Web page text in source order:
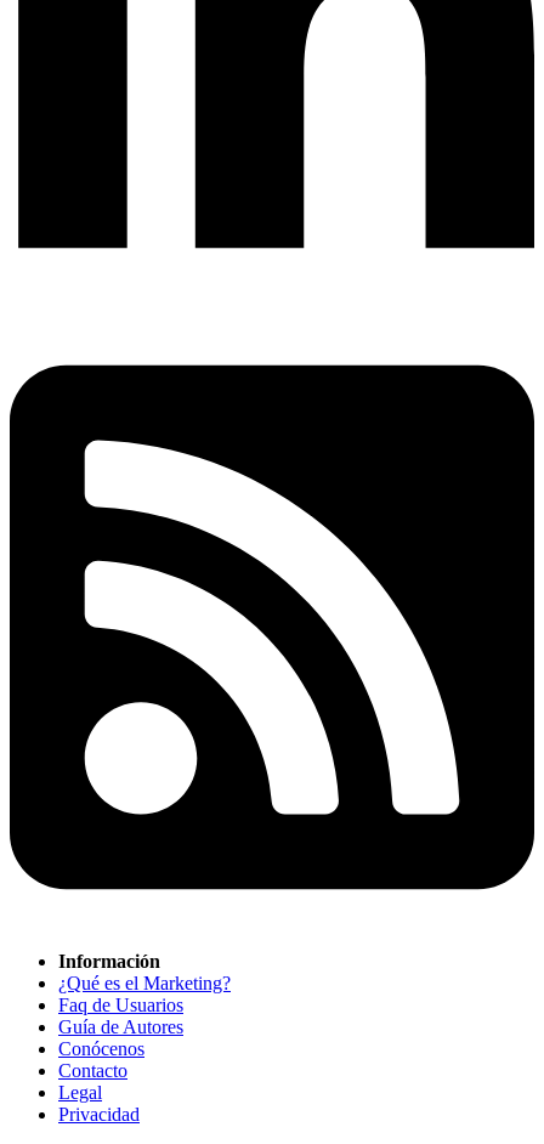
Información
¿Qué es el Marketing?
Faq de Usuarios
Guía de Autores
Conócenos
Contacto
Legal
Privacidad